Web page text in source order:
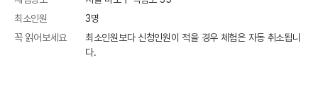
최소인원
3명
꼭 읽어보세요
최소인원보다 신청인원이 적을 경우 체험은 자동 취소됩니
다.